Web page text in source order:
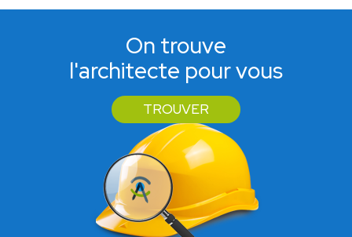
On trouve
l'architecte pour vous
TROUVER